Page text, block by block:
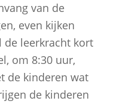
van de
even kijken
de leerkracht kort
om 8:30 uur,
de kinderen wat
de kinderen